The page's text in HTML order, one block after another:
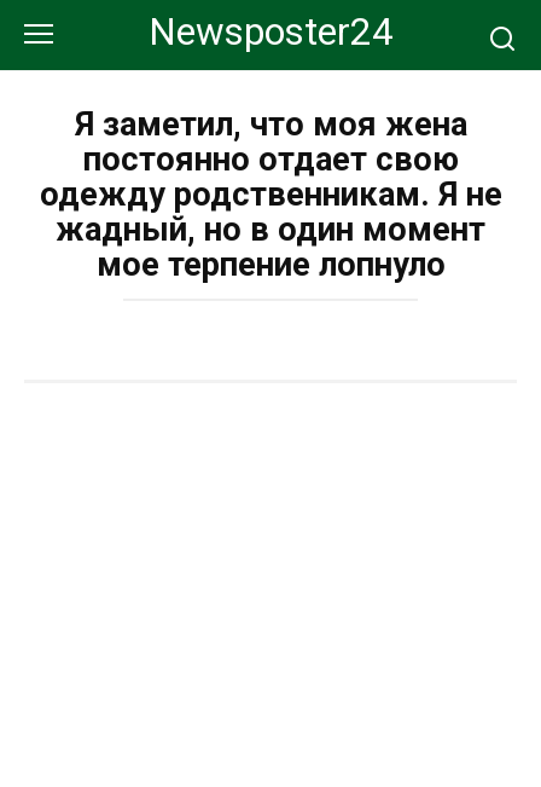
контенту
Newsposter24
Я заметил, что моя жена
постоянно отдает свою
одежду родственникам. Я не
жадный, но в один момент
мое терпение лопнуло